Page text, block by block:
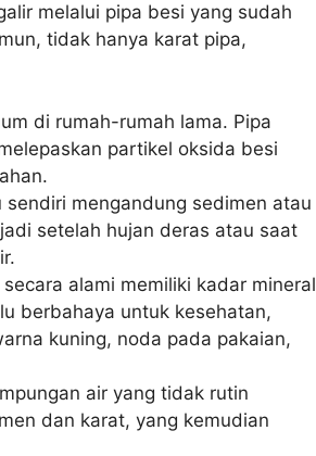
melalui pipa besi yang sudah
tidak hanya karat pipa,
di rumah-rumah lama. Pipa
partikel oksida besi
mengandung sedimen atau
setelah hujan deras atau saat
alami memiliki kadar mineral
berbahaya untuk kesehatan,
kuning, noda pada pakaian,
air yang tidak rutin
dan karat, yang kemudian